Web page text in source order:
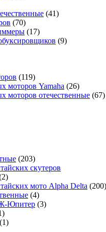
(41)
(70)
(17)
(9)
(119)
моторов Yamaha (26)
моторов отечественные (67)
(203)
скутеров
мото Alpha Delta (200)
(4)
Юпитер (3)
(1)